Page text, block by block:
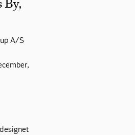
By,
A/S